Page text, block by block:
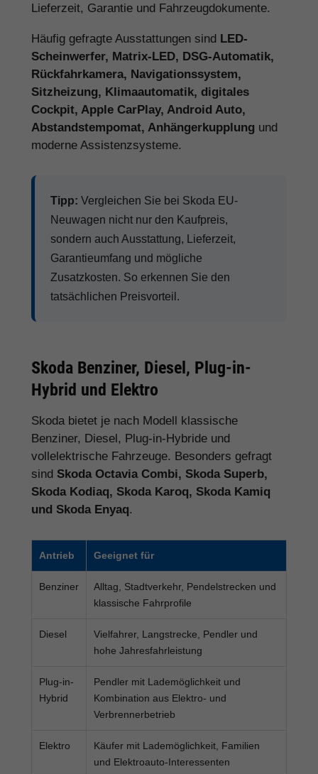
Lieferzeit, Garantie und Fahrzeugdokumente.
Häufig gefragte Ausstattungen sind LED-
Scheinwerfer, Matrix-LED, DSG-Automatik,
Rückfahrkamera, Navigationssystem,
Sitzheizung, Klimaautomatik, digitales
Cockpit, Apple CarPlay, Android Auto,
Abstandstempomat, Anhängerkupplung und
moderne Assistenzsysteme.
Tipp: Vergleichen Sie bei Skoda EU-
Neuwagen nicht nur den Kaufpreis,
sondern auch Ausstattung, Lieferzeit,
Garantieumfang und mögliche
Zusatzkosten. So erkennen Sie den
tatsächlichen Preisvorteil.
Skoda Benziner, Diesel, Plug-in-
Hybrid und Elektro
Skoda bietet je nach Modell klassische
Benziner, Diesel, Plug-in-Hybride und
vollelektrische Fahrzeuge. Besonders gefragt
sind Skoda Octavia Combi, Skoda Superb,
Skoda Kodiaq, Skoda Karoq, Skoda Kamiq
und Skoda Enyaq.
Antrieb Geeignet für
Benziner
Alltag, Stadtverkehr, Pendelstrecken und
klassische Fahrprofile
Diesel
Vielfahrer, Langstrecke, Pendler und
hohe Jahresfahrleistung
Plug-in-
Hybrid
Pendler mit Lademöglichkeit und
Kombination aus Elektro- und
Verbrennerbetrieb
Elektro
Käufer mit Lademöglichkeit, Familien
und Elektroauto-Interessenten